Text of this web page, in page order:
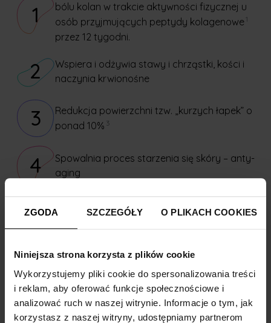
ZGODA SZCZEGÓŁY O PLIKACH COOKIES
Niniejsza strona korzysta z plików cookie
Wykorzystujemy pliki cookie do spersonalizowania treści
i reklam, aby oferować funkcje społecznościowe i
analizować ruch w naszej witrynie. Informacje o tym, jak
korzystasz z naszej witryny, udostępniamy partnerom
1
bólu kolan w trakcie aktywności fizycznej u
osób przyjmujących peptydy kolagenowe 1
przez 12 tygodni.
2
Wspiera i odżywia stawy i chrząstki, kości i
naczynia krwionośne
3
Redukcja powierzchni tzw. „kurzych łapek” o
ponad 10% 3
4
Spowalnia proces starzenia się skóry – anty-
aging
5
Wzrost nawilżenia skóry i zmniejszenie jej
szorstkości u osób przyjmujących peptydy
kolagenowe – potwierdzony badaniami
6
Zawarty w produkcie kwas hialuronowy
wzmacnia funkcje ochronne skóry